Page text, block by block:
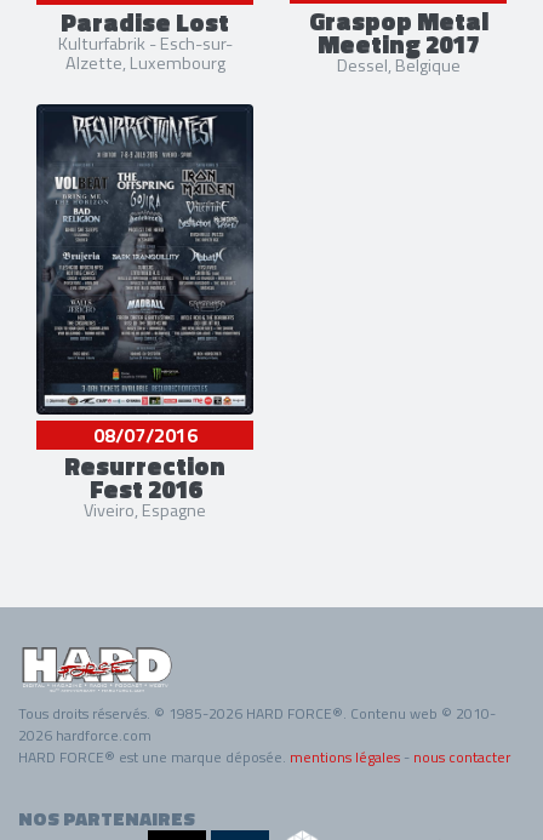
Paradise Lost
Kulturfabrik - Esch-sur-
Alzette, Luxembourg
Graspop Metal
Meeting 2017
Dessel, Belgique
08/07/2016
Resurrection
Fest 2016
Viveiro, Espagne
Tous droits réservés. © 1985-2026 HARD FORCE®. Contenu web © 2010-
2026 hardforce.com
HARD FORCE® est une marque déposée. mentions légales - nous contacter
NOS PARTENAIRES